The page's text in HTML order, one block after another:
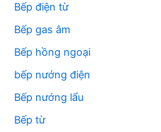
Bếp điện từ
Bếp gas âm
Bếp hồng ngoại
bếp nướng điện
Bếp nướng lẩu
Bếp từ